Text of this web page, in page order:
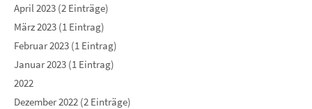
April 2023 (2 Einträge)
März 2023 (1 Eintrag)
Februar 2023 (1 Eintrag)
Januar 2023 (1 Eintrag)
2022
Dezember 2022 (2 Einträge)